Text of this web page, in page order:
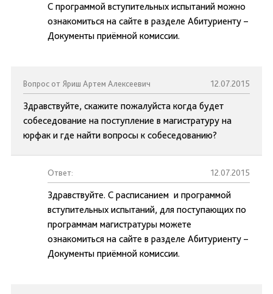
С программой вступительных испытаний можно
ознакомиться на сайте в разделе Абитуриенту –
Документы приёмной комиссии.
Вопрос от Яриш Артем Алексеевич 12.07.2015
Здравствуйте, скажите пожалуйста когда будет
собеседование на поступление в магистратуру на
юрфак и где найти вопросы к собеседованию?
Ответ: 12.07.2015
Здравствуйте. С расписанием и программой
вступительных испытаний, для поступающих по
программам магистратуры можете
ознакомиться на сайте в разделе Абитуриенту –
Документы приёмной комиссии.